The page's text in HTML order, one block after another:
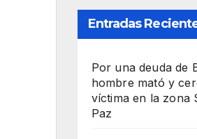
Entradas
Por una deuda de
hombre mató y
víctima en la zona
Paz